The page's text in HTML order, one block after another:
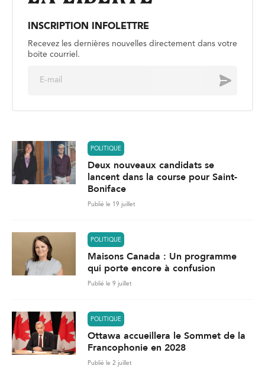
INSCRIPTION INFOLETTRE
Recevez les dernières nouvelles directement dans votre
boite courriel.
Envoyer
POLITIQUE
Deux nouveaux candidats se
lancent dans la course pour Saint-
Boniface
Publié le 19 juillet
POLITIQUE
Maisons Canada : Un programme
qui porte encore à confusion
Publié le 9 juillet
POLITIQUE
Ottawa accueillera le Sommet de la
Francophonie en 2028
Publié le 2 juillet